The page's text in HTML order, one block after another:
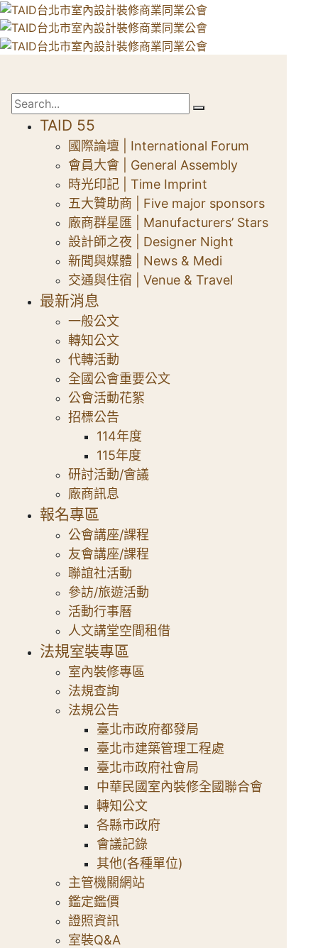
TAID 55
國際論壇 | International Forum
會員大會 | General Assembly
時光印記 | Time Imprint
五大贊助商 | Five major sponsors
廠商群星匯 | Manufacturers’ Stars
設計師之夜 | Designer Night
新聞與媒體 | News & Medi
交通與住宿 | Venue & Travel
最新消息
一般公文
轉知公文
代轉活動
全國公會重要公文
公會活動花絮
招標公告
114年度
115年度
研討活動/會議
廠商訊息
報名專區
公會講座/課程
友會講座/課程
聯誼社活動
參訪/旅遊活動
活動行事曆
人文講堂空間租借
法規室裝專區
室內裝修專區
法規查詢
法規公告
臺北市政府都發局
臺北市建築管理工程處
臺北市政府社會局
中華民國室內裝修全國聯合會
轉知公文
各縣市政府
會議記錄
其他(各種單位)
主管機關網站
鑑定鑑價
證照資訊
室裝Q&A